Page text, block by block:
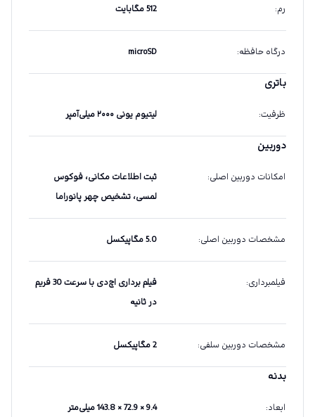
رم: 512 مگابایت
درگاه حافظه:
microSD
باتری
ظرفیت: لیتیوم یونی ۲۰۰۰ میلی‌آمپر
دوربین
امکانات دوربین اصلی:
ثبت اطلاعات مکانی، فوکوس
لمسی، تشخیص چهر پانوراما
مشخصات دوربین اصلی: 5.0 مگاپیکسل
فیلمبرداری:
فیلم برداری اچ‌دی با سرعت 30 فریم
در ثانیه
مشخصات دوربین سلفی: 2 مگاپیکسل
بدنه
ابعاد: 9.4 × 72.9 × 143.8 میلی‌متر